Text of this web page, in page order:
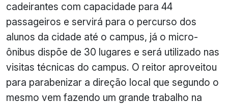
cadeirantes com capacidade para 44
passageiros e servirá para o percurso dos
alunos da cidade até o campus, já o micro-
ônibus dispõe de 30 lugares e será utilizado nas
visitas técnicas do campus. O reitor aproveitou
para parabenizar a direção local que segundo o
mesmo vem fazendo um grande trabalho na